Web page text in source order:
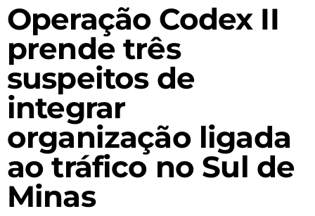
Operação Codex II
prende três
suspeitos de
integrar
organização ligada
ao tráfico no Sul de
Minas